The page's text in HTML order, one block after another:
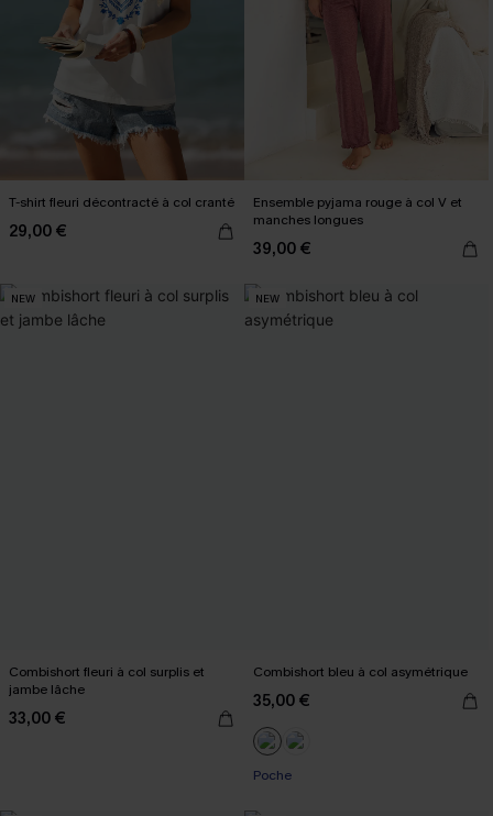
T-shirt fleuri décontracté à col cranté
29,00 €
Ensemble pyjama rouge à col V et
manches longues
39,00 €
NEW
Combishort fleuri à col surplis et
jambe lâche
33,00 €
NEW
Combishort bleu à col asymétrique
35,00 €
Poche